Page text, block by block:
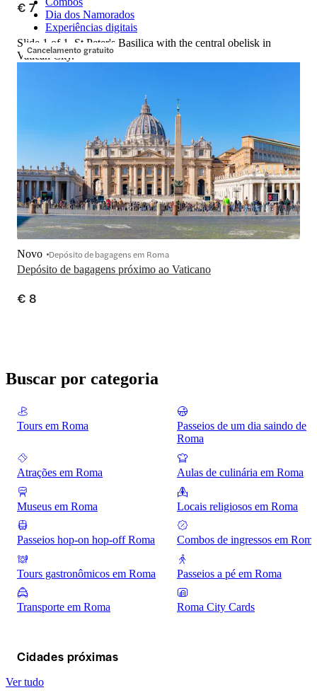
Dia dos Namorados
Experiências digitais
€ 7
Cancelamento gratuito
Slide 1 of 1, St Peter's Basilica with the central obelisk in
Vatican City.
Depósito de bagagens próximo ao Vaticano
Novo Depósito de bagagens em Roma
€ 8
Buscar por categoria
Tours em Roma
Passeios de um dia saindo de
Roma
Atrações em Roma Aulas de culinária em Roma
Museus em Roma Locais religiosos em Roma
Passeios hop-on hop-off Roma Combos de ingressos em Roma
Tours gastronômicos em Roma Passeios a pé em Roma
Transporte em Roma Roma City Cards
Cidades próximas
Ver tudo